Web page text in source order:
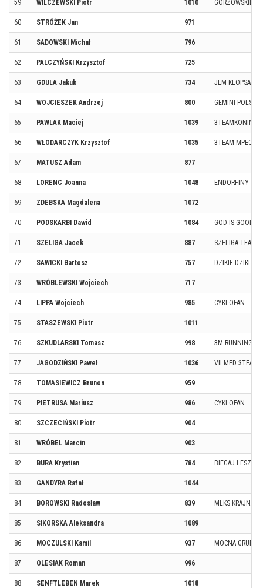
59 WILCZEWSKI Piotr 1010 GORZOWSKIE
60 STRÓŻEK Jan 971
61 SADOWSKI Michał 796
62 PALCZYŃSKI Krzysztof 725
63 GDULA Jakub 734 JEM KLOPSA
64 WOJCIESZEK Andrzej 800 GEMINI POLSKA
65 PAWLAK Maciej 1039 3TEAMKONIN/
66 WŁODARCZYK Krzysztof 1035 3TEAM MPEC
67 MATUSZ Adam 877
68 LORENC Joanna 1048 ENDORFINY
69 ZDEBSKA Magdalena 1072
70 PODSKARBI Dawid 1084 GOD IS GOOD
71 SZELIGA Jacek 887 SZELIGA TEAM
72 SAWICKI Bartosz 757 DZIKIE DZIKI
73 WRÓBLEWSKI Wojciech 717
74 LIPPA Wojciech 985 CYKLOFAN
75 STASZEWSKI Piotr 1011
76 SZKUDLARSKI Tomasz 998 3M RUNNING
77 JAGODZIŃSKI Paweł 1036 VILMED 3TEAM
78 TOMASIEWICZ Brunon 959
79 PIETRUSA Mariusz 986 CYKLOFAN
80 SZCZECIŃSKI Piotr 904
81 WRÓBEL Marcin 903
82 BURA Krystian 784 BIEGAJ LESZNO
83 GANDYRA Rafał 1044
84 BOROWSKI Radosław 839 MLKS KRAJNA
85 SIKORSKA Aleksandra 1089
86 MOCZULSKI Kamil 937 MOCNA GRUPA
87 OLESIAK Roman 996
88 SENFTLEBEN Marek 1018